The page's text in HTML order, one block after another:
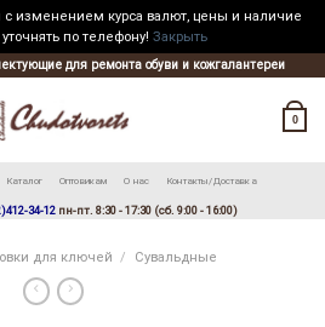
изменением курса валют, цены и наличие
по телефону! Закрыть
Skip
to
для ремонта обуви и кожгалантереи
0
Каталог Оптовикам О нас Контакты/Доставка
34-12 пн-пт. 8:30 - 17:30 (сб. 9:00 - 16:00)
для ключей / Сувальдные